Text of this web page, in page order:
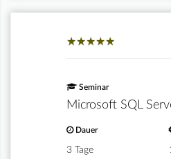
★★★★★
★★★★★
Seminar
Microsoft SQL
Dauer
3 Tage